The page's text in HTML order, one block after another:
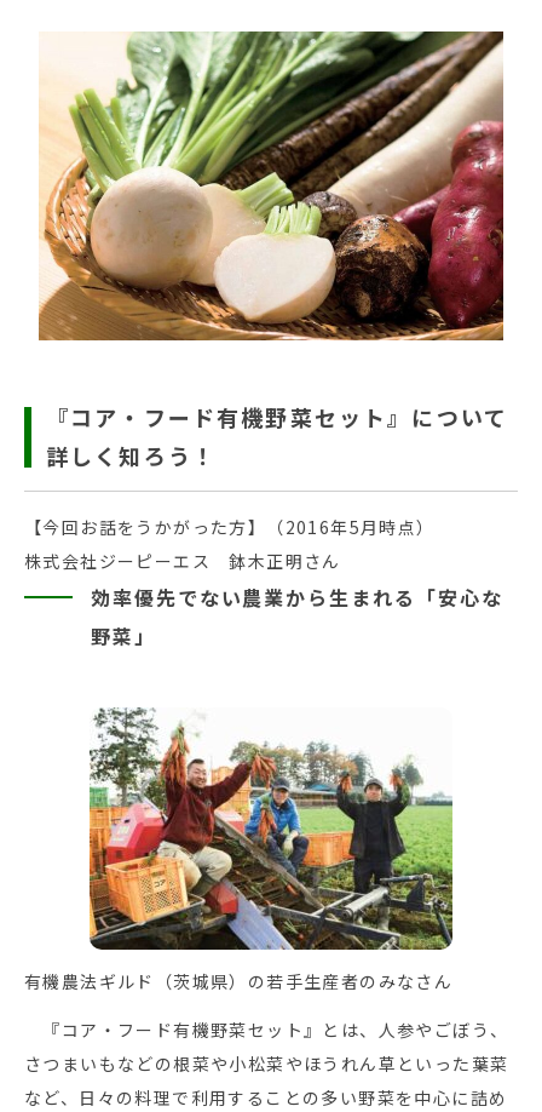
『コア・フード有機野菜セット』について
詳しく知ろう！
【今回お話をうかがった方】（2016年5月時点）
株式会社ジーピーエス 鉢木正明さん
効率優先でない農業から生まれる「安心な
野菜」
有機農法ギルド（茨城県）の若手生産者のみなさん
『コア・フード有機野菜セット』とは、人参やごぼう、
さつまいもなどの根菜や小松菜やほうれん草といった葉菜
など、日々の料理で利用することの多い野菜を中心に詰め